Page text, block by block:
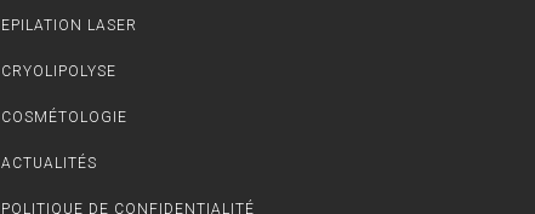
EPILATION LASER
CRYOLIPOLYSE
COSMÉTOLOGIE
ACTUALITÉS
POLITIQUE DE CONFIDENTIALITÉ